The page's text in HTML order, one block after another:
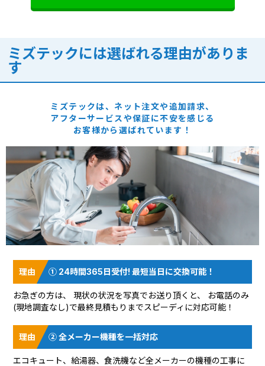
ミズテックには選ばれる理由がありま
す
ミズテックは、ネット注文や追加請求、
アフターサービスや保証に不安を感じる
お客様から選ばれています！
① 24時間365日受付! 最短当日に交換可能！
お急ぎの方は、 現状の状況を写真でお送り頂く と、 お電話のみ
(現地調査なし)で最終見積もりまでスピーディに対応可能！
② 全メーカー機種を一括対応
エコキュート、給湯器、食洗機など全メーカーの機種の工事に